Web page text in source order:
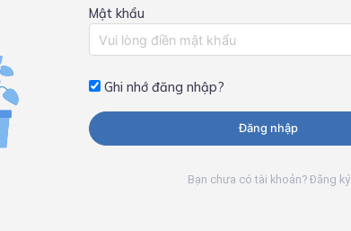
Mật khẩu
Ghi nhớ đăng nhập?
Đăng nhập
Bạn chưa có tài khoản? Đăng ký